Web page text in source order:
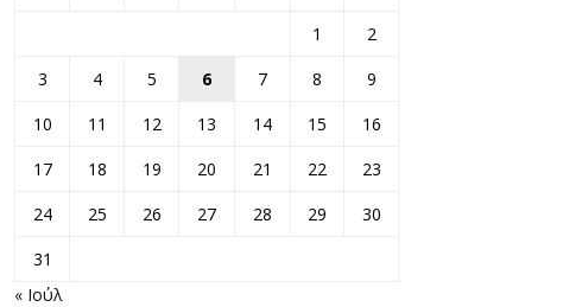
1
2
3
4 5 6 7 8
9
10
11 12 13 14 15
16
17
18 19 20 21 22
23
24
25 26 27 28 29
30
31
« Ιούλ